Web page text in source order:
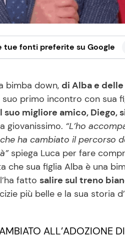
tue fonti preferite su Google
bimba down, di Alba e
primo incontro con sua
suo migliore amico, Diego,
giovanissimo. “L’ho
ha cambiato il percorso
spiega Luca per fare
che sua figlia Alba è una
fatto salire sul treno
più belle e la sua storia
ALL’ADOZIONE